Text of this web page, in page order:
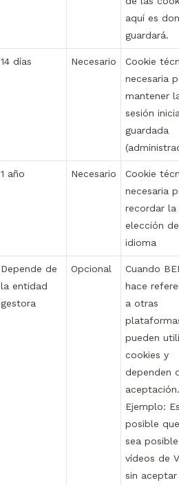
aquí es
guardará.
14 días Necesario
Cookie
necesaria
mantener
sesión
guardada
1 año Necesario
Cookie
necesaria
recordar la
elección
idioma
Depende de
la entidad
gestora
Opcional
Cuando
hace
a otras
pueden
cookies y
dependen
aceptación.
Ejemplo:
posible
sea
vídeos de
sin aceptar